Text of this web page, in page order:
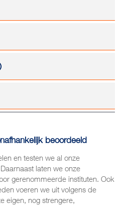
beoordeeld
en testen we al onze
laten we onze
gerenommeerde instituten. Ook
voeren we uit volgens de
eigen, nog strengere,